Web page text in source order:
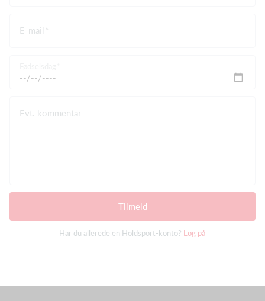
E-mail
Evt. kommentar
Tilmeld
Har du allerede en Holdsport-konto? Log på